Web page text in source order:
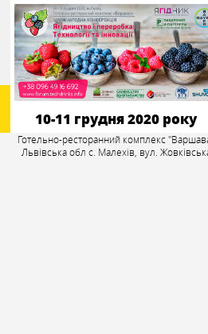
10-11 грудня 2020 року
Готельно-ресторанний комплекс
Львівська обл с. Малехів, вул.